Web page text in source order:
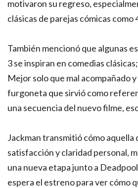
motivaron su regreso,
clásicas de parejas cómicas como
También mencionó que algunas
3 se inspiran en comedias
Mejor solo que mal acompañado
furgoneta que sirvió como
una secuencia del nuevo filme,
Jackman transmitió cómo aquella
satisfacción y claridad personal,
una nueva etapa junto a
espera el estreno para ver cómo